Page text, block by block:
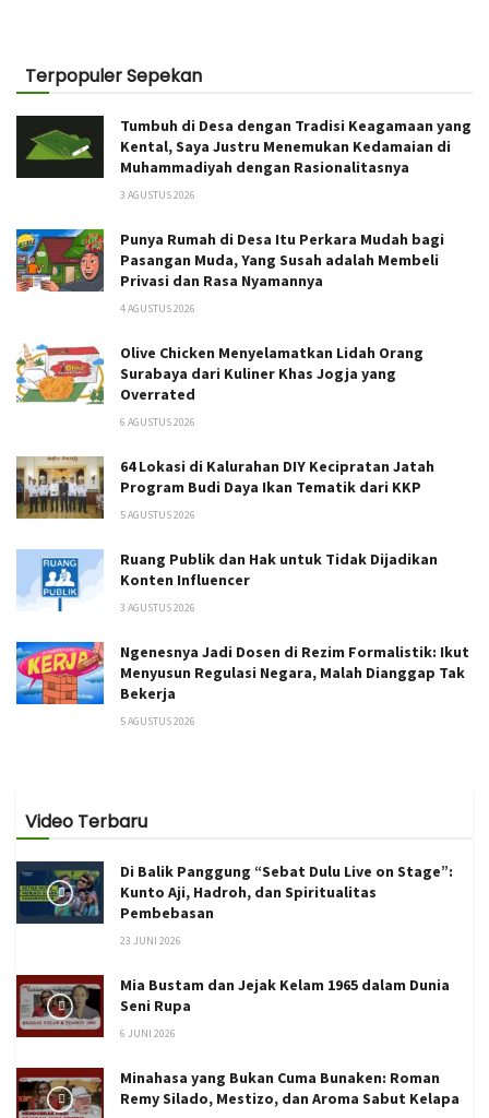
Terpopuler Sepekan
Tumbuh di Desa dengan Tradisi Keagamaan yang
Kental, Saya Justru Menemukan Kedamaian di
Muhammadiyah dengan Rasionalitasnya
3 AGUSTUS 2026
Punya Rumah di Desa Itu Perkara Mudah bagi
Pasangan Muda, Yang Susah adalah Membeli
Privasi dan Rasa Nyamannya
4 AGUSTUS 2026
Olive Chicken Menyelamatkan Lidah Orang
Surabaya dari Kuliner Khas Jogja yang
Overrated
6 AGUSTUS 2026
64 Lokasi di Kalurahan DIY Kecipratan Jatah
Program Budi Daya Ikan Tematik dari KKP
5 AGUSTUS 2026
Ruang Publik dan Hak untuk Tidak Dijadikan
Konten Influencer
3 AGUSTUS 2026
Ngenesnya Jadi Dosen di Rezim Formalistik: Ikut
Menyusun Regulasi Negara, Malah Dianggap Tak
Bekerja
5 AGUSTUS 2026
Video Terbaru
Di Balik Panggung “Sebat Dulu Live on Stage”:
Kunto Aji, Hadroh, dan Spiritualitas
Pembebasan
23 JUNI 2026
Mia Bustam dan Jejak Kelam 1965 dalam Dunia
Seni Rupa
6 JUNI 2026
Minahasa yang Bukan Cuma Bunaken: Roman
Remy Silado, Mestizo, dan Aroma Sabut Kelapa